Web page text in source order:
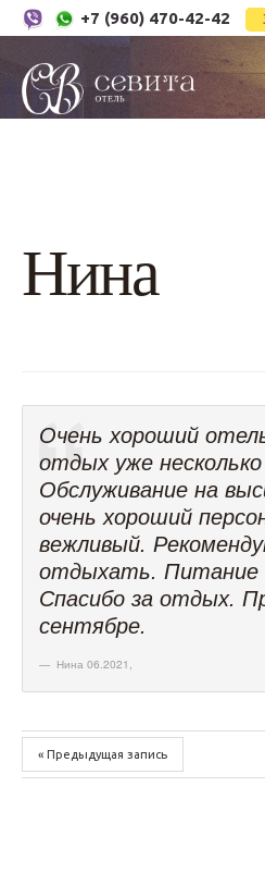
+7 (960) 470-42-42
Нина
Очень хороший
отдых уже несколько
Обслуживание на
очень хороший
вежливый.
отдыхать. Питание
Спасибо за отдых.
сентябре.
Нина 06.2021
« Предыдущая запись